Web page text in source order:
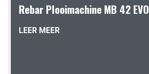
Rebar Plooimachine MB 42 EVO
LEER MEER